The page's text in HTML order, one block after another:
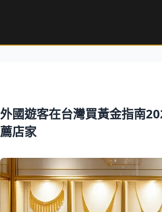
外國遊客在台灣買黃金指南
薦店家